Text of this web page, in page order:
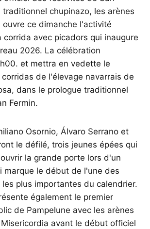
traditionnel chupinazo, les arènes
ouvre ce dimanche l'activité
corrida avec picadors qui inaugure
2026. La célébration
et mettra en vedette le
de l'élevage navarrais de
dans le prologue traditionnel
Fermin.
Osornio, Álvaro Serrano et
le défilé, trois jeunes épées qui
la grande porte lors d'un
marque le début de l'une des
plus importantes du calendrier.
également le premier
de Pampelune avec les arènes
avant le début officiel